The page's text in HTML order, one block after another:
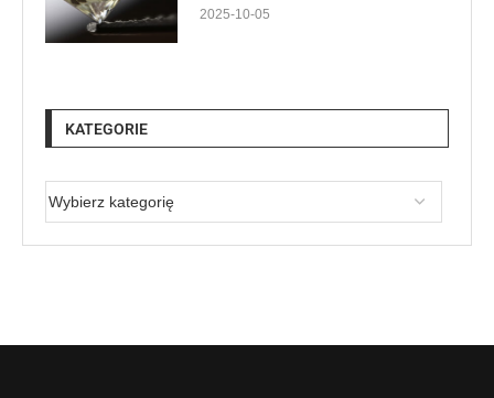
2025-10-05
KATEGORIE